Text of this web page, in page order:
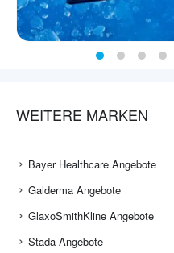
WEITERE MARKEN
Bayer Healthcare Angebote
Galderma Angebote
GlaxoSmithKline Angebote
Stada Angebote